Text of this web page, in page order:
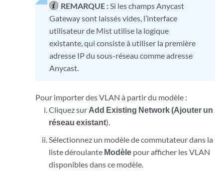
REMARQUE :Si les champs Anycast
Gateway sont laissés vides, l’interface
utilisateur de Mist utilise la logique
existante, qui consiste à utiliser la première
adresse IP du sous-réseau comme adresse
Anycast.
Pour importer des VLAN à partir du modèle :
Cliquez sur Add Existing Network (Ajouter un
réseau existant).
Sélectionnez un modèle de commutateur dans la
liste déroulante Modèle pour afficher les VLAN
disponibles dans ce modèle.